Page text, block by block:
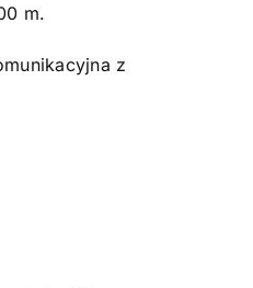
m.
z